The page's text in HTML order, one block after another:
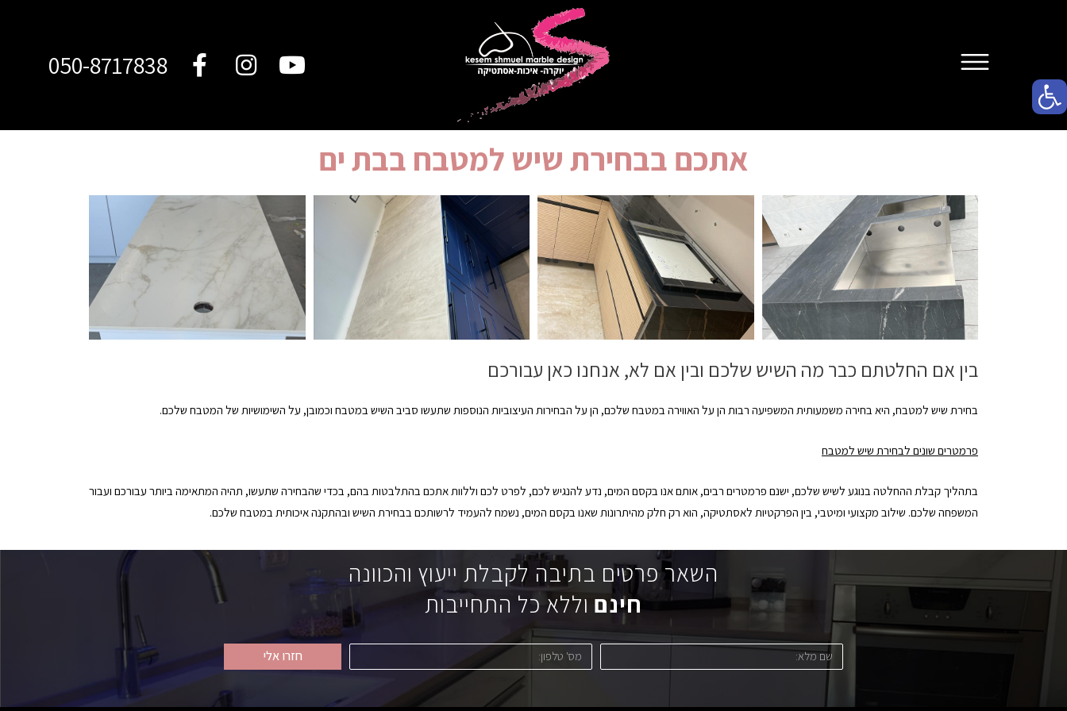
פתח סרגל נגישות
050-8717838
אתכם בבחירת שיש למטבח בבת ים
בין אם החלטתם כבר מה השיש שלכם ובין אם לא, אנחנו כאן עבורכם
בחירת שיש למטבח, היא בחירה משמעותית המשפיעה רבות הן על האווירה במטבח שלכם, הן על הבחירות העיצוביות הנוספות שתעשו סביב השיש במטבח וכמובן, על השימושיות של המטבח שלכם.
פרמטרים שונים לבחירת שיש למטבח
בתהליך קבלת ההחלטה בנוגע לשיש שלכם, ישנם פרמטרים רבים, אותם אנו בקסם המים, נדע להנגיש לכם, לפרט לכם וללוות אתכם בהתלבטות בהם, בכדי שהבחירה שתעשו, תהיה המתאימה ביותר עבורכם ועבור
המשפחה שלכם. שילוב מקצועי ומיטבי, בין הפרקטיות לאסתטיקה, הוא רק חלק מהיתרונות שאנו בקסם המים, נשמח להעמיד לרשותכם בבחירת השיש ובהתקנה איכותית במטבח שלכם.
השאר פרטים בתיבה לקבלת ייעוץ והכוונה
חינם וללא כל התחייבות
חזרו אלי